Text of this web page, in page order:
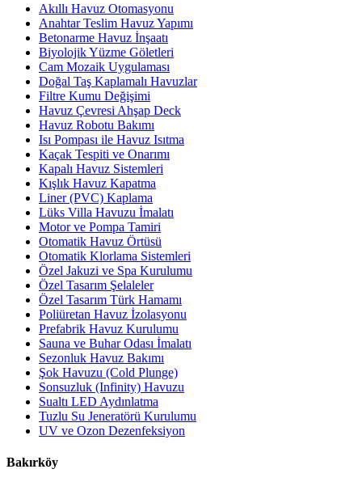
Akıllı Havuz Otomasyonu
Anahtar Teslim Havuz Yapımı
Betonarme Havuz İnşaatı
Biyolojik Yüzme Göletleri
Cam Mozaik Uygulaması
Doğal Taş Kaplamalı Havuzlar
Filtre Kumu Değişimi
Havuz Çevresi Ahşap Deck
Havuz Robotu Bakımı
Isı Pompası ile Havuz Isıtma
Kaçak Tespiti ve Onarımı
Kapalı Havuz Sistemleri
Kışlık Havuz Kapatma
Liner (PVC) Kaplama
Lüks Villa Havuzu İmalatı
Motor ve Pompa Tamiri
Otomatik Havuz Örtüsü
Otomatik Klorlama Sistemleri
Özel Jakuzi ve Spa Kurulumu
Özel Tasarım Şelaleler
Özel Tasarım Türk Hamamı
Poliüretan Havuz İzolasyonu
Prefabrik Havuz Kurulumu
Sauna ve Buhar Odası İmalatı
Sezonluk Havuz Bakımı
Şok Havuzu (Cold Plunge)
Sonsuzluk (Infinity) Havuzu
Sualtı LED Aydınlatma
Tuzlu Su Jeneratörü Kurulumu
UV ve Ozon Dezenfeksiyon
Bakırköy